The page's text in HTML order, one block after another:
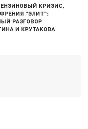
КРИЗИС,
"ЭЛИТ":
РАЗГОВОР
И КРУТАКОВА